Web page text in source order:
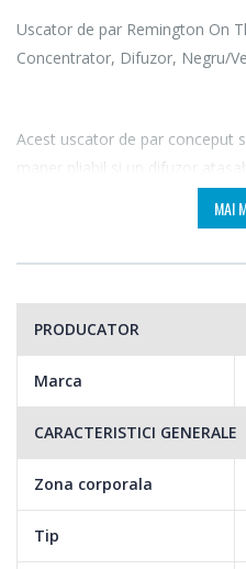
Uscator de par Remington On
Concentrator, Difuzor, Negru/
Acest uscator de par conceput
maner pliabil si un difuzor
MAI
PRODUCATOR
Marca
CARACTERISTICI GENERALE
Zona corporala
Tip